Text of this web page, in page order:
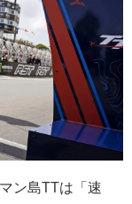
ン島TTは「速